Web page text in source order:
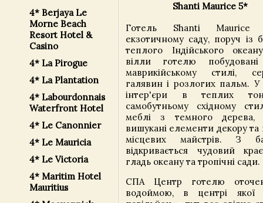
4* Berjaya Le
Morne Beach
Resort Hotel &
Casino
4* La Pirogue
4* La Plantation
4* Labourdonnais
Waterfront Hotel
4* Le Canonnier
4* Le Mauricia
4* Le Victoria
4* Maritim Hotel
Mauritius
Shanti Maurice 5*
Готель Shanti Maurice
екзотичному саду, поруч із
теплого Індійського
вілли готелю
маврикійському стилі,
галявин і розлогих пальм.
інтер'єри в теплих
самобутньому східному
меблі з темного дерева,
вишукані елементи декору
місцевих майстрів. З
відкривається чудовий
гладь океану та тропічні сади.
СПА Центр готелю
водоймою, в центрі якої